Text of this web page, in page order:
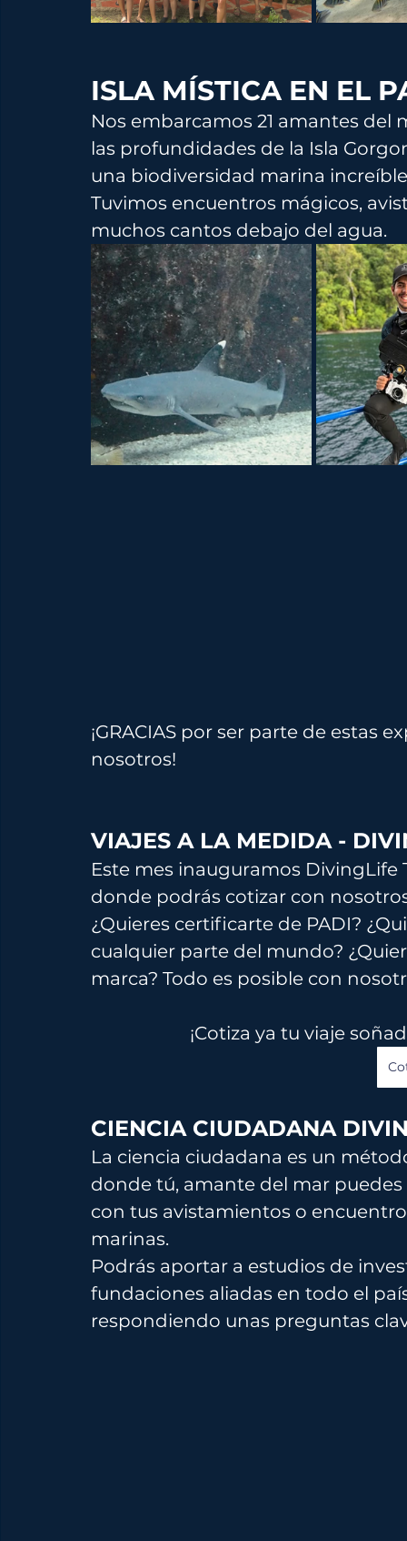
ISLA MÍSTICA EN EL
Nos embarcamos 21 amantes
las profundidades de la Isla
una biodiversidad marina
Tuvimos encuentros mágicos,
muchos cantos debajo del agua.
¡GRACIAS por ser parte de estas
nosotros!
VIAJES A LA MEDIDA -
Este mes inauguramos DivingLife
donde podrás cotizar con
¿Quieres certificarte de PADI?
cualquier parte del mundo?
marca? Todo es posible con
¡Cotiza ya tu viaje
CIENCIA CIUDADANA
La ciencia ciudadana es un
donde tú, amante del mar
con tus avistamientos o
marinas.
Podrás aportar a estudios de
fundaciones aliadas en todo el
respondiendo unas preguntas